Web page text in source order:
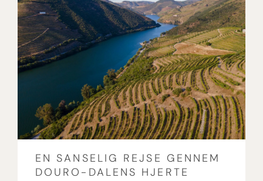
EN SANSELIG REJSE GENNEM
DOURO-DALENS HJERTE